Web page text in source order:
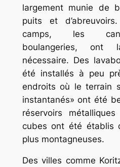
largement munie de
puits et
camps, les
boulangeries, ont
nécessaire. Des
été installés à peu
endroits où le terrain
instantanés» ont été
réservoirs
cubes ont été établis
plus montagneuses.
Des villes comme